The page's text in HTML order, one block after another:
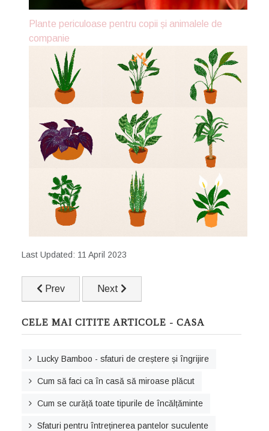
Plante periculoase pentru copii și animalele de
companie
Last Updated: 11 April 2023
Previous article: Kalanchoe – cum îngrijești corect o
Prev Next article: Lucky Bamboo - sfaturi de
Next
CELE MAI CITITE ARTICOLE - CASA
Lucky Bamboo - sfaturi de creștere și îngrijire
Cum să faci ca în casă să miroase plăcut
Cum se curăță toate tipurile de încălțăminte
Sfaturi pentru întreținerea pantelor suculente